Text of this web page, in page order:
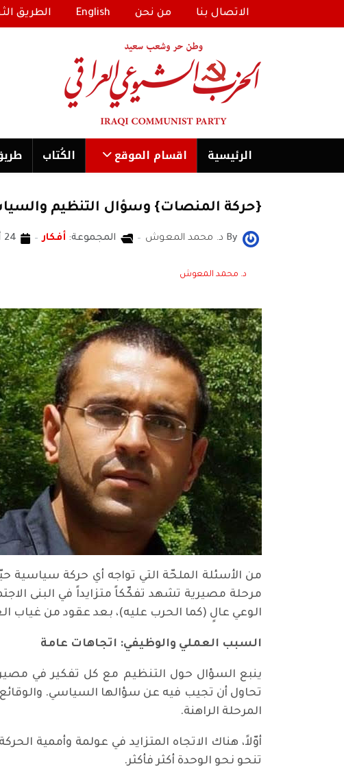
الاتصال بنا من نحن English الطريق
الرئیسية اقسام الموقع الكُتاب
{حركة المنصات} وسؤال التنظيم
By د. محمد المعوش المجموعة: أفكار 24 أيار 2026
د. محمد المعوش
من الأسئلة الملحّة التي تواجه أي حركة
مرحلة مصيرية تشهد تفكّكاً متزايداً في البنى
الوعي عالٍ (كما الحرب عليه)، بعد عقود من غياب
السبب العملي والوظيفي: اتجاهات عامة
ينبع السؤال حول التنظيم مع كل تفكير في
تحاول أن تجيب فيه عن سؤالها السياسي.
المرحلة الراهنة.
أوّلاً، هناك الاتجاه المتزايد في عولمة وأممية
تنحو نحو الوحدة أكثر فأكثر.